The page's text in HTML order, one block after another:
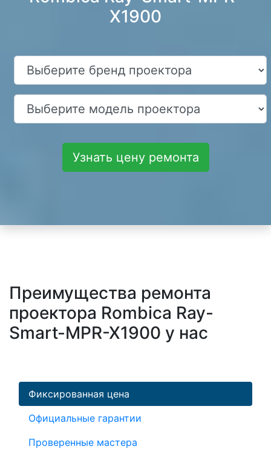
X1900
Узнать цену ремонта
Преимущества ремонта
проектора Rombica Ray-
Smart-MPR-X1900 у нас
Фиксированная цена
Официальные гарантии
Проверенные мастера